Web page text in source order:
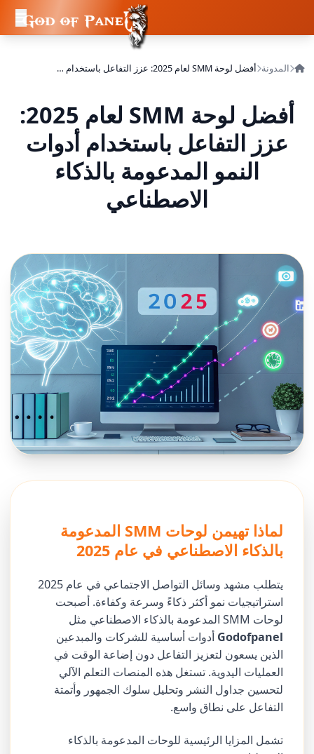
المدونة أفضل لوحة SMM لعام 2025: عزز التفاعل باستخدام أدوات النمو المدعومة بالذكاء الاصطناعي
أفضل لوحة SMM لعام 2025:
عزز التفاعل باستخدام أدوات
النمو المدعومة بالذكاء
الاصطناعي
لماذا تهيمن لوحات SMM المدعومة
بالذكاء الاصطناعي في عام 2025
يتطلب مشهد وسائل التواصل الاجتماعي في عام 2025
استراتيجيات نمو أكثر ذكاءً وسرعة وكفاءة. أصبحت
لوحات SMM المدعومة بالذكاء الاصطناعي مثل
Godofpanel أدوات أساسية للشركات والمبدعين
الذين يسعون لتعزيز التفاعل دون إضاعة الوقت في
العمليات اليدوية. تستغل هذه المنصات التعلم الآلي
لتحسين جداول النشر وتحليل سلوك الجمهور وأتمتة
التفاعل على نطاق واسع.
تشمل المزايا الرئيسية للوحات المدعومة بالذكاء